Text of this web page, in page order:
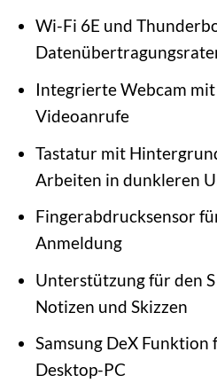
Wi-Fi 6E und
Integrierte Webcam
Videoanrufe
Tastatur mit
Arbeiten in dunkleren
Fingerabdrucksensor
Anmeldung
Unterstützung für den
Notizen und Skizzen
Samsung DeX
Desktop-PC